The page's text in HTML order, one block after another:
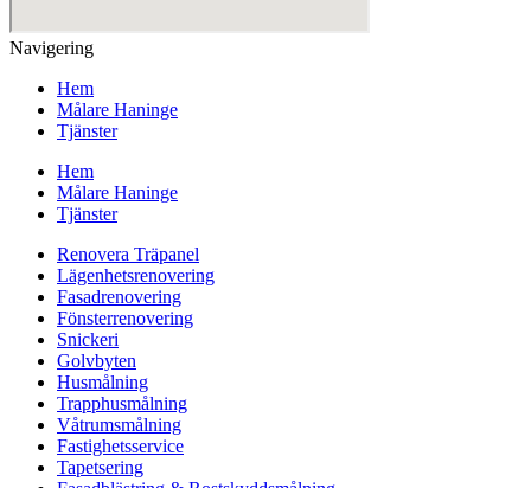
Navigering
Hem
Målare Haninge
Tjänster
Hem
Målare Haninge
Tjänster
Renovera Träpanel
Lägenhetsrenovering
Fasadrenovering
Fönsterrenovering
Snickeri
Golvbyten
Husmålning
Trapphusmålning
Våtrumsmålning
Fastighetsservice
Tapetsering